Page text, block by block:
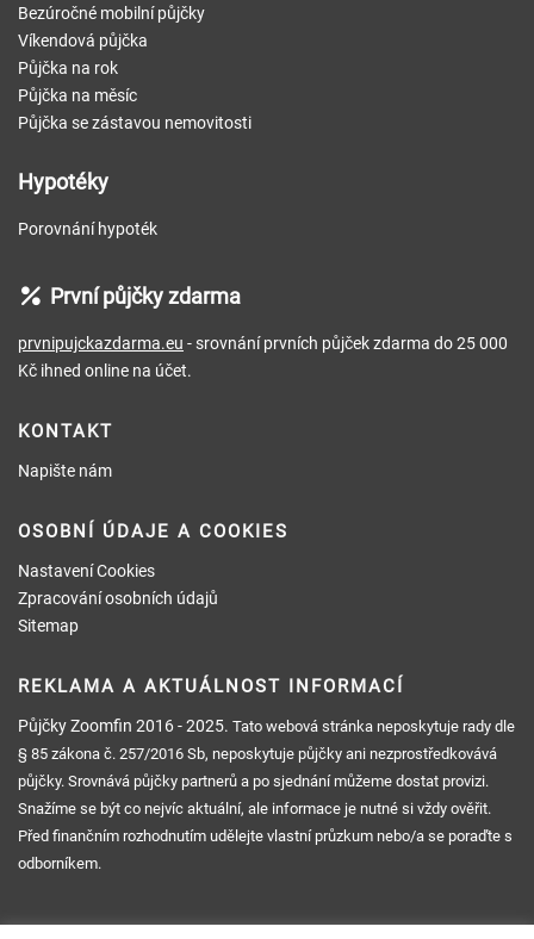
Bezúročné mobilní půjčky
Víkendová půjčka
Půjčka na rok
Půjčka na měsíc
Půjčka se zástavou nemovitosti
Hypotéky
Porovnání hypoték
První půjčky zdarma
prvnipujckazdarma.eu - srovnání prvních půjček zdarma do 25 000
Kč ihned online na účet.
KONTAKT
Napište nám
OSOBNÍ ÚDAJE A COOKIES
Nastavení Cookies
Zpracování osobních údajů
Sitemap
REKLAMA A AKTUÁLNOST INFORMACÍ
Půjčky Zoomfin 2016 - 2025. Tato webová stránka neposkytuje rady dle
§ 85 zákona č. 257/2016 Sb, neposkytuje půjčky ani nezprostředkovává
půjčky. Srovnává půjčky partnerů a po sjednání můžeme dostat provizi.
Snažíme se být co nejvíc aktuální, ale informace je nutné si vždy ověřit.
Před finančním rozhodnutím udělejte vlastní průzkum nebo/a se poraďte s
odborníkem.